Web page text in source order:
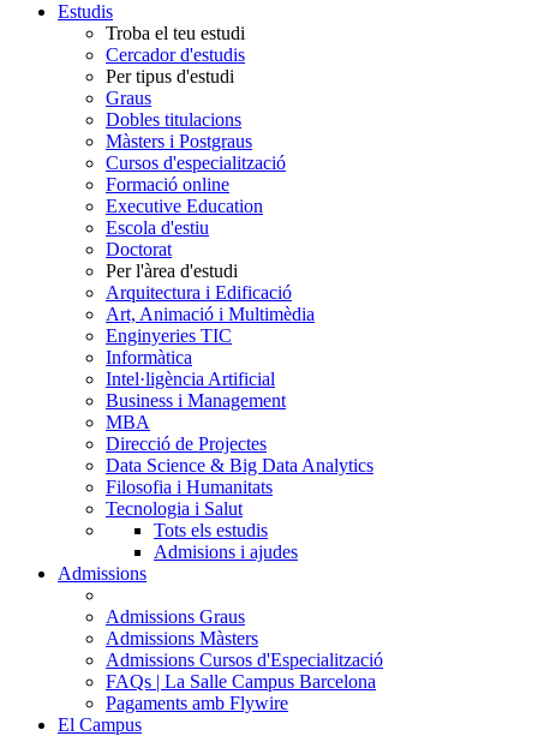
Estudis
Troba el teu estudi
Cercador d'estudis
Per tipus d'estudi
Graus
Dobles titulacions
Màsters i Postgraus
Cursos d'especialització
Formació online
Executive Education
Escola d'estiu
Doctorat
Per l'àrea d'estudi
Arquitectura i Edificació
Art, Animació i Multimèdia
Enginyeries TIC
Informàtica
Intel·ligència Artificial
Business i Management
MBA
Direcció de Projectes
Data Science & Big Data Analytics
Filosofia i Humanitats
Tecnologia i Salut
Tots els estudis
Admisions i ajudes
Admissions
Admissions Graus
Admissions Màsters
Admissions Cursos d'Especialització
FAQs | La Salle Campus Barcelona
Pagaments amb Flywire
El Campus